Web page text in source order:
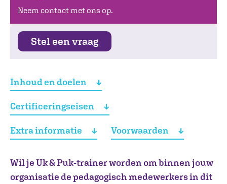
Neem contact met ons op.
Stel een vraag
Inhoud en doelen
Certificeringseisen
Extra informatie Voorwaarden
Wil je Uk & Puk-trainer worden om binnen jouw
organisatie de pedagogisch medewerkers in dit